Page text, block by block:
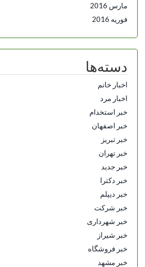
مارس 2016
فوریه 2016
دسته‌ها
اخبار خانم
اخبار مرد
خبر استخدام
خبر اصفهان
خبر تبریز
خبر تهران
خبر جدید
خبر دکترا
خبر دیپلم
خبر شرکت
خبر شهرداری
خبر شیراز
خبر فروشگاه
خبر مشهد